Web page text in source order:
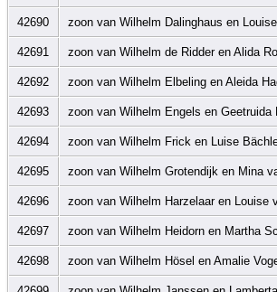
42690 zoon van Wilhelm Dalinghaus en
42691 zoon van Wilhelm de Ridder en Alida
42692 zoon van Wilhelm Elbeling en Aleida
42693 zoon van Wilhelm Engels en Geetruida
42694 zoon van Wilhelm Frick en Luise
42695 zoon van Wilhelm Grotendijk en Mina
42696 zoon van Wilhelm Harzelaar en Louise
42697 zoon van Wilhelm Heidorn en Martha
42698 zoon van Wilhelm Hösel en Amalie